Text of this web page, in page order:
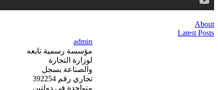
About
Latest Posts
admin
مؤسسة رسمية تابعه
لوزارة التجارة
والصناعة بسجل
تجاري رقم 392254
متواجدة في دولتين